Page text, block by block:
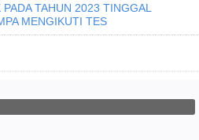
TAHUN 2023 TINGGAL
MENGIKUTI TES